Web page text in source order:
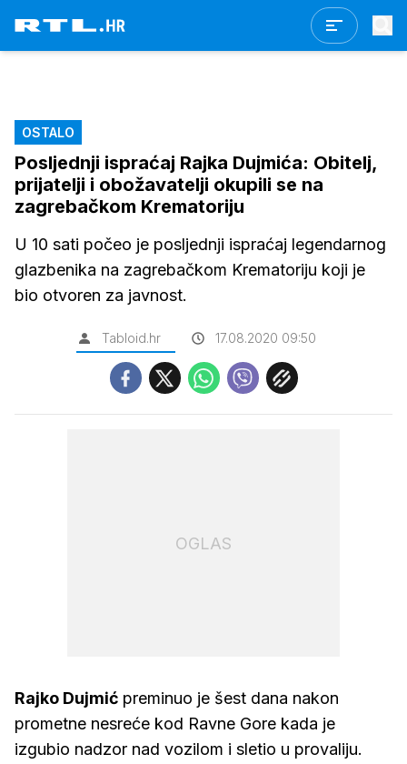
OSTALO
Posljednji ispraćaj Rajka Dujmića: Obitelj,
prijatelji i obožavatelji okupili se na
zagrebačkom Krematoriju
U 10 sati počeo je posljednji ispraćaj legendarnog
glazbenika na zagrebačkom Krematoriju koji je
bio otvoren za javnost.
Tabloid.hr 17.08.2020 09:50
OGLAS
Rajko Dujmić preminuo je šest dana nakon
prometne nesreće kod Ravne Gore kada je
izgubio nadzor nad vozilom i sletio u provaliju.